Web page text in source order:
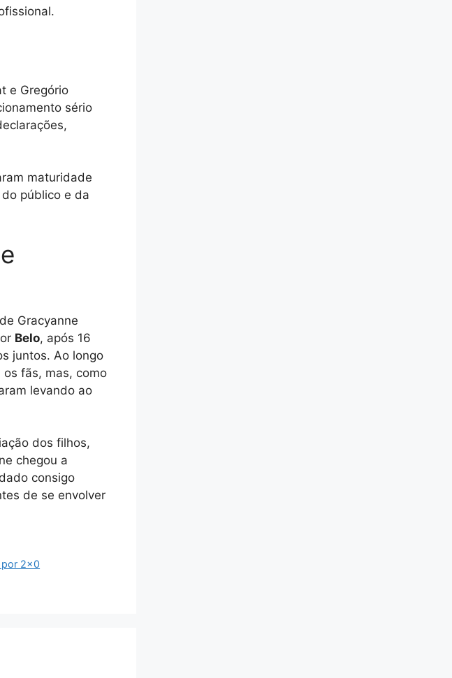
e Gregório
sério
maturidade
público e da
Gracyanne
Belo, após 16
juntos. Ao longo
fãs, mas, como
levando ao
dos filhos,
chegou a
consigo
de se envolver
por 2×0